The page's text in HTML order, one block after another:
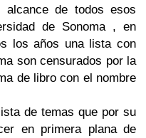
alcance de todos esos
de Sonoma , en
los años una lista con
son censurados por la
de libro con el nombre
de temas que por su
en primera plana de